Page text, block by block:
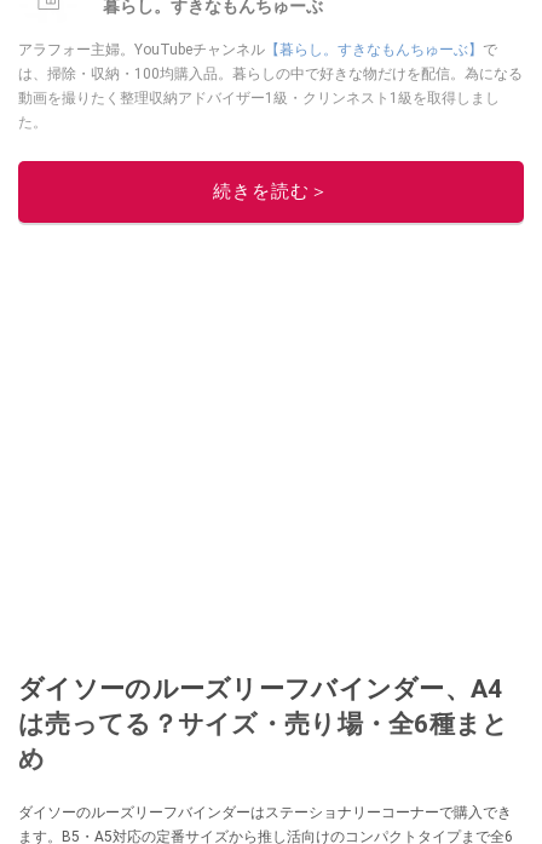
暮らし。すきなもんちゅーぶ
アラフォー主婦。YouTubeチャンネル 【暮らし。すきなもんちゅーぶ】 で
は、掃除・収納・100均購入品。暮らしの中で好きな物だけを配信。為になる
動画を撮りたく整理収納アドバイザー1級・クリンネスト1級を取得しまし
た。
このイチオシストの他の記事を読む
続きを読む＞
ダイソーのルーズリーフバインダー、A4
は売ってる？サイズ・売り場・全6種まと
め
ダイソーのルーズリーフバインダーはステーショナリーコーナーで購入でき
ます。B5・A5対応の定番サイズから推し活向けのコンパクトタイプまで全6